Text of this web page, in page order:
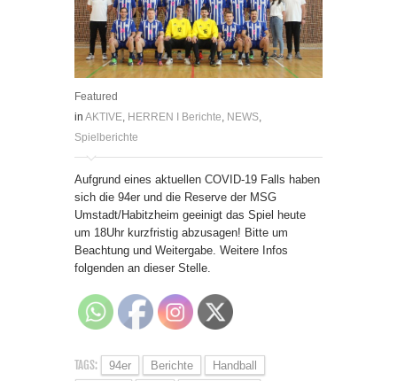
Featured
in AKTIVE HERREN I Berichte NEWS
Spielberichte
Aufgrund eines aktuellen COVID-19 Falls haben
sich die 94er und die Reserve der MSG
Umstadt/Habitzheim geeinigt das Spiel heute
um 18Uhr kurzfristig abzusagen! Bitte um
Beachtung und Weitergabe. Weitere Infos
folgenden an dieser Stelle.
TAGS: 94er Berichte
Handball